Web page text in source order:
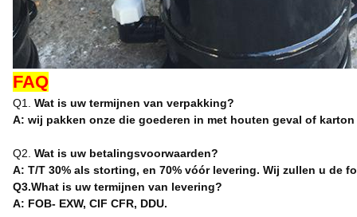
FAQ
Q1. Wat is uw termijnen van verpakking?
A: wij pakken onze die goederen in met houten geval of
Q2. Wat is uw betalingsvoorwaarden?
A: T/T 30% als storting, en 70% vóór levering. Wij zullen u
Q3.What is uw termijnen van levering?
A: FOB- EXW, CIF CFR, DDU.